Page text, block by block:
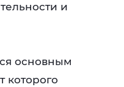
и
основным
которого